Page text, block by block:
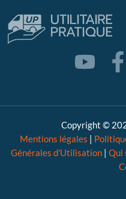
Copyright ©
Mentions légales
Générales d'Utilisation
Qui